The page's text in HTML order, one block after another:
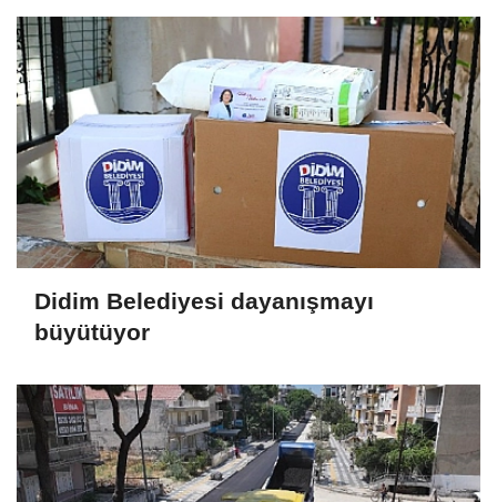
Didim Belediyesi dayanışmayı
büyütüyor